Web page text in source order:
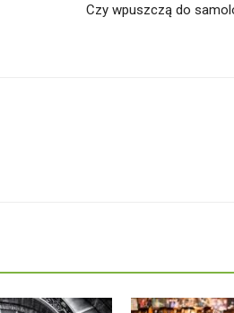
Czy wpuszczą do